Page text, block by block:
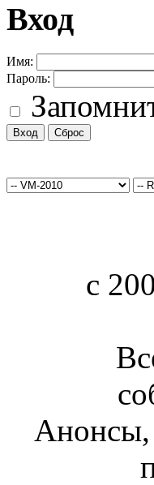
Вход
Имя:
Пароль:
c
Анонсы,